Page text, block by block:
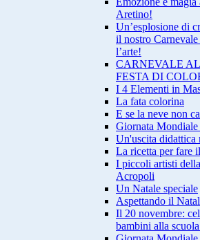
Aretino!
Un’esplosione di
il nostro
l’arte!
CARNEVALE
FESTA DI
I 4 Elementi in
La fata colorina
E se la neve non
Giornata
Un'uscita didattica
La ricetta per fare
I piccoli artisti
Acropoli
Un Natale speciale
Aspettando il
Il 20 novembre:
bambini alla